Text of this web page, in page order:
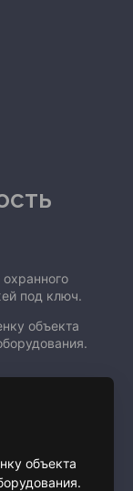
под ключ.
объекта
объекта